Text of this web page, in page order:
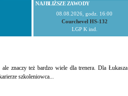
NAJBLIŻSZE ZAWODY
08.08.2026, godz. 16:00
Courchevel HS-132
LGP K ind.
znaczy też bardzo wiele dla trenera. Dla Łukasza
szkoleniowca...